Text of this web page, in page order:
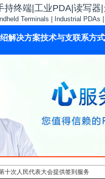
持终端|工业PDA|读写器
Terminals | Industrial PDAs
解决方案技术与支联系方式
十次人民代表大会提供签到服务